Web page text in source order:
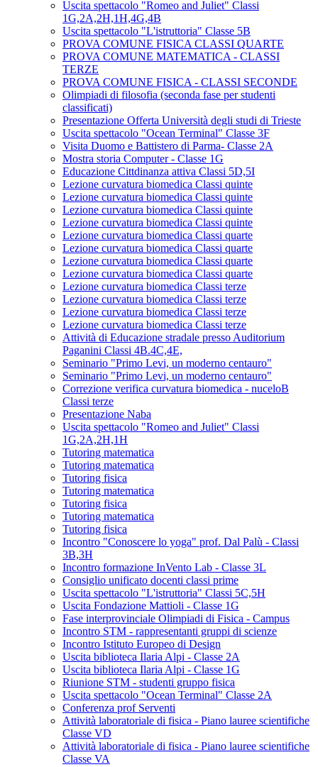
Uscita spettacolo "Romeo and Juliet" Classi
1G,2A,2H,1H,4G,4B
Uscita spettacolo "L'istruttoria" Classe 5B
PROVA COMUNE FISICA CLASSI QUARTE
PROVA COMUNE MATEMATICA - CLASSI
TERZE
PROVA COMUNE FISICA - CLASSI SECONDE
Olimpiadi di filosofia (seconda fase per studenti
classificati)
Presentazione Offerta Università degli studi di Trieste
Uscita spettacolo "Ocean Terminal" Classe 3F
Visita Duomo e Battistero di Parma- Classe 2A
Mostra storia Computer - Classe 1G
Educazione Cittdinanza attiva Classi 5D,5I
Lezione curvatura biomedica Classi quinte
Lezione curvatura biomedica Classi quinte
Lezione curvatura biomedica Classi quinte
Lezione curvatura biomedica Classi quinte
Lezione curvatura biomedica Classi quarte
Lezione curvatura biomedica Classi quarte
Lezione curvatura biomedica Classi quarte
Lezione curvatura biomedica Classi quarte
Lezione curvatura biomedica Classi terze
Lezione curvatura biomedica Classi terze
Lezione curvatura biomedica Classi terze
Lezione curvatura biomedica Classi terze
Attività di Educazione stradale presso Auditorium
Paganini Classi 4B.4C,4E,
Seminario "Primo Levi, un moderno centauro"
Seminario "Primo Levi, un moderno centauro"
Correzione verifica curvatura biomedica - nuceloB
Classi terze
Presentazione Naba
Uscita spettacolo "Romeo and Juliet" Classi
1G,2A,2H,1H
Tutoring matematica
Tutoring matematica
Tutoring fisica
Tutoring matematica
Tutoring fisica
Tutoring matematica
Tutoring fisica
Incontro "Conoscere lo yoga" prof. Dal Palù - Classi
3B,3H
Incontro formazione InVento Lab - Classe 3L
Consiglio unificato docenti classi prime
Uscita spettacolo "L'istruttoria" Classi 5C,5H
Uscita Fondazione Mattioli - Classe 1G
Fase interprovinciale Olimpiadi di Fisica - Campus
Incontro STM - rappresentanti gruppi di scienze
Incontro Istituto Europeo di Design
Uscita biblioteca Ilaria Alpi - Classe 2A
Uscita biblioteca Ilaria Alpi - Classe 1G
Riunione STM - studenti gruppo fisica
Uscita spettacolo "Ocean Terminal" Classe 2A
Conferenza prof Serventi
Attività laboratoriale di fisica - Piano lauree scientifiche
Classe VD
Attività laboratoriale di fisica - Piano lauree scientifiche
Classe VA